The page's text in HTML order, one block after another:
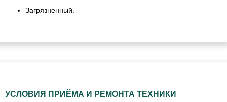
Загрязненный.
УСЛОВИЯ ПРИЁМА И РЕМОНТА ТЕХНИКИ